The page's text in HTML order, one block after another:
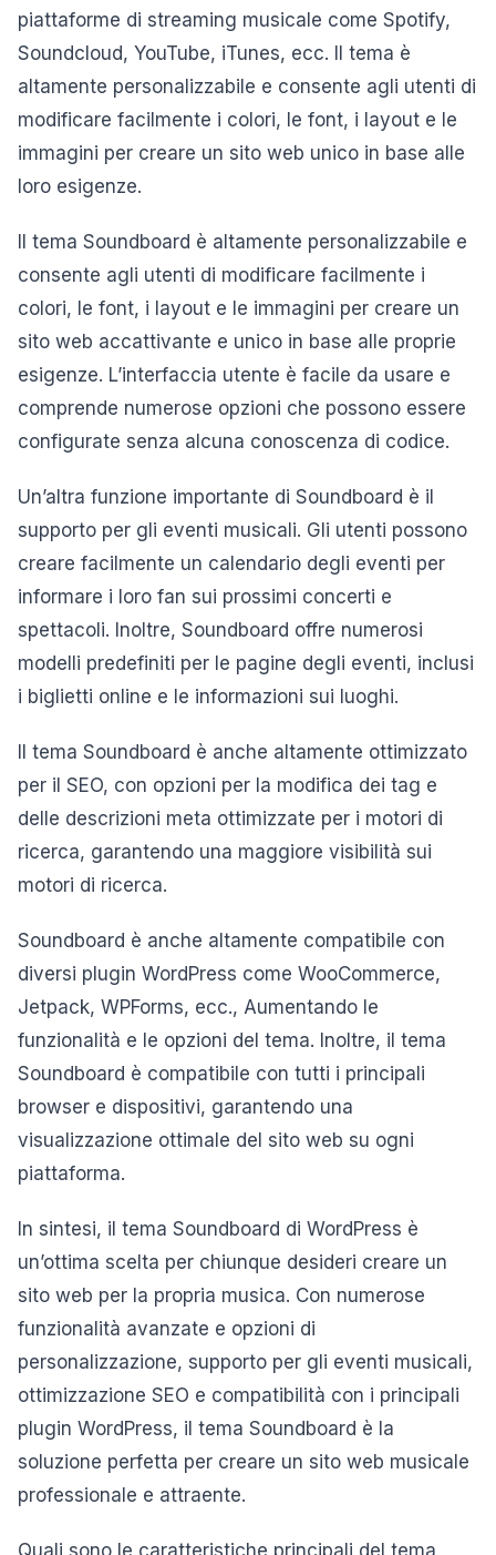
piattaforme di streaming musicale come Spotify,
Soundcloud, YouTube, iTunes, ecc. Il tema è
altamente personalizzabile e consente agli utenti di
modificare facilmente i colori, le font, i layout e le
immagini per creare un sito web unico in base alle
loro esigenze.
Il tema Soundboard è altamente personalizzabile e
consente agli utenti di modificare facilmente i
colori, le font, i layout e le immagini per creare un
sito web accattivante e unico in base alle proprie
esigenze. L’interfaccia utente è facile da usare e
comprende numerose opzioni che possono essere
configurate senza alcuna conoscenza di codice.
Un’altra funzione importante di Soundboard è il
supporto per gli eventi musicali. Gli utenti possono
creare facilmente un calendario degli eventi per
informare i loro fan sui prossimi concerti e
spettacoli. Inoltre, Soundboard offre numerosi
modelli predefiniti per le pagine degli eventi, inclusi
i biglietti online e le informazioni sui luoghi.
Il tema Soundboard è anche altamente ottimizzato
per il SEO, con opzioni per la modifica dei tag e
delle descrizioni meta ottimizzate per i motori di
ricerca, garantendo una maggiore visibilità sui
motori di ricerca.
Soundboard è anche altamente compatibile con
diversi plugin WordPress come WooCommerce,
Jetpack, WPForms, ecc., Aumentando le
funzionalità e le opzioni del tema. Inoltre, il tema
Soundboard è compatibile con tutti i principali
browser e dispositivi, garantendo una
visualizzazione ottimale del sito web su ogni
piattaforma.
In sintesi, il tema Soundboard di WordPress è
un’ottima scelta per chiunque desideri creare un
sito web per la propria musica. Con numerose
funzionalità avanzate e opzioni di
personalizzazione, supporto per gli eventi musicali,
ottimizzazione SEO e compatibilità con i principali
plugin WordPress, il tema Soundboard è la
soluzione perfetta per creare un sito web musicale
professionale e attraente.